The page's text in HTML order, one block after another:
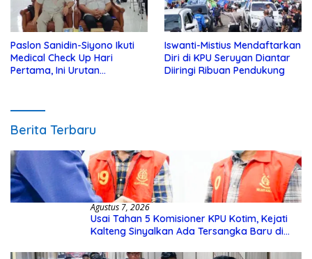
Paslon Sanidin-Siyono Ikuti
Medical Check Up Hari
Pertama, Ini Urutan
Iswanti-Mistius Mendaftarkan
Diri di KPU Seruyan Diantar
Diiringi Ribuan Pendukung
Berita Terbaru
Agustus 7, 2026
Usai Tahan 5 Komisioner KPU Kotim, Kejati
Kalteng Sinyalkan Ada Tersangka Baru di